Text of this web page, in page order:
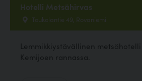
Hotelli Metsähirvas
Toukolantie 49, Rovaniemi
Lemmikkiystävällinen
Kemijoen rannassa.